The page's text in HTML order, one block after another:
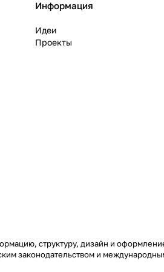
Информация
Идеи
Проекты
структуру, дизайн и
законодательством и